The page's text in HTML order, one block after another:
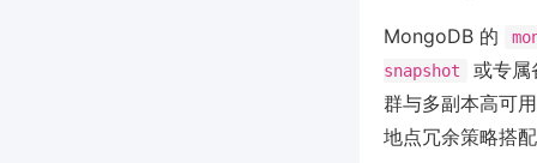
MongoDB 的
snapshot
或专
群与多副本高可
地点冗余策略搭